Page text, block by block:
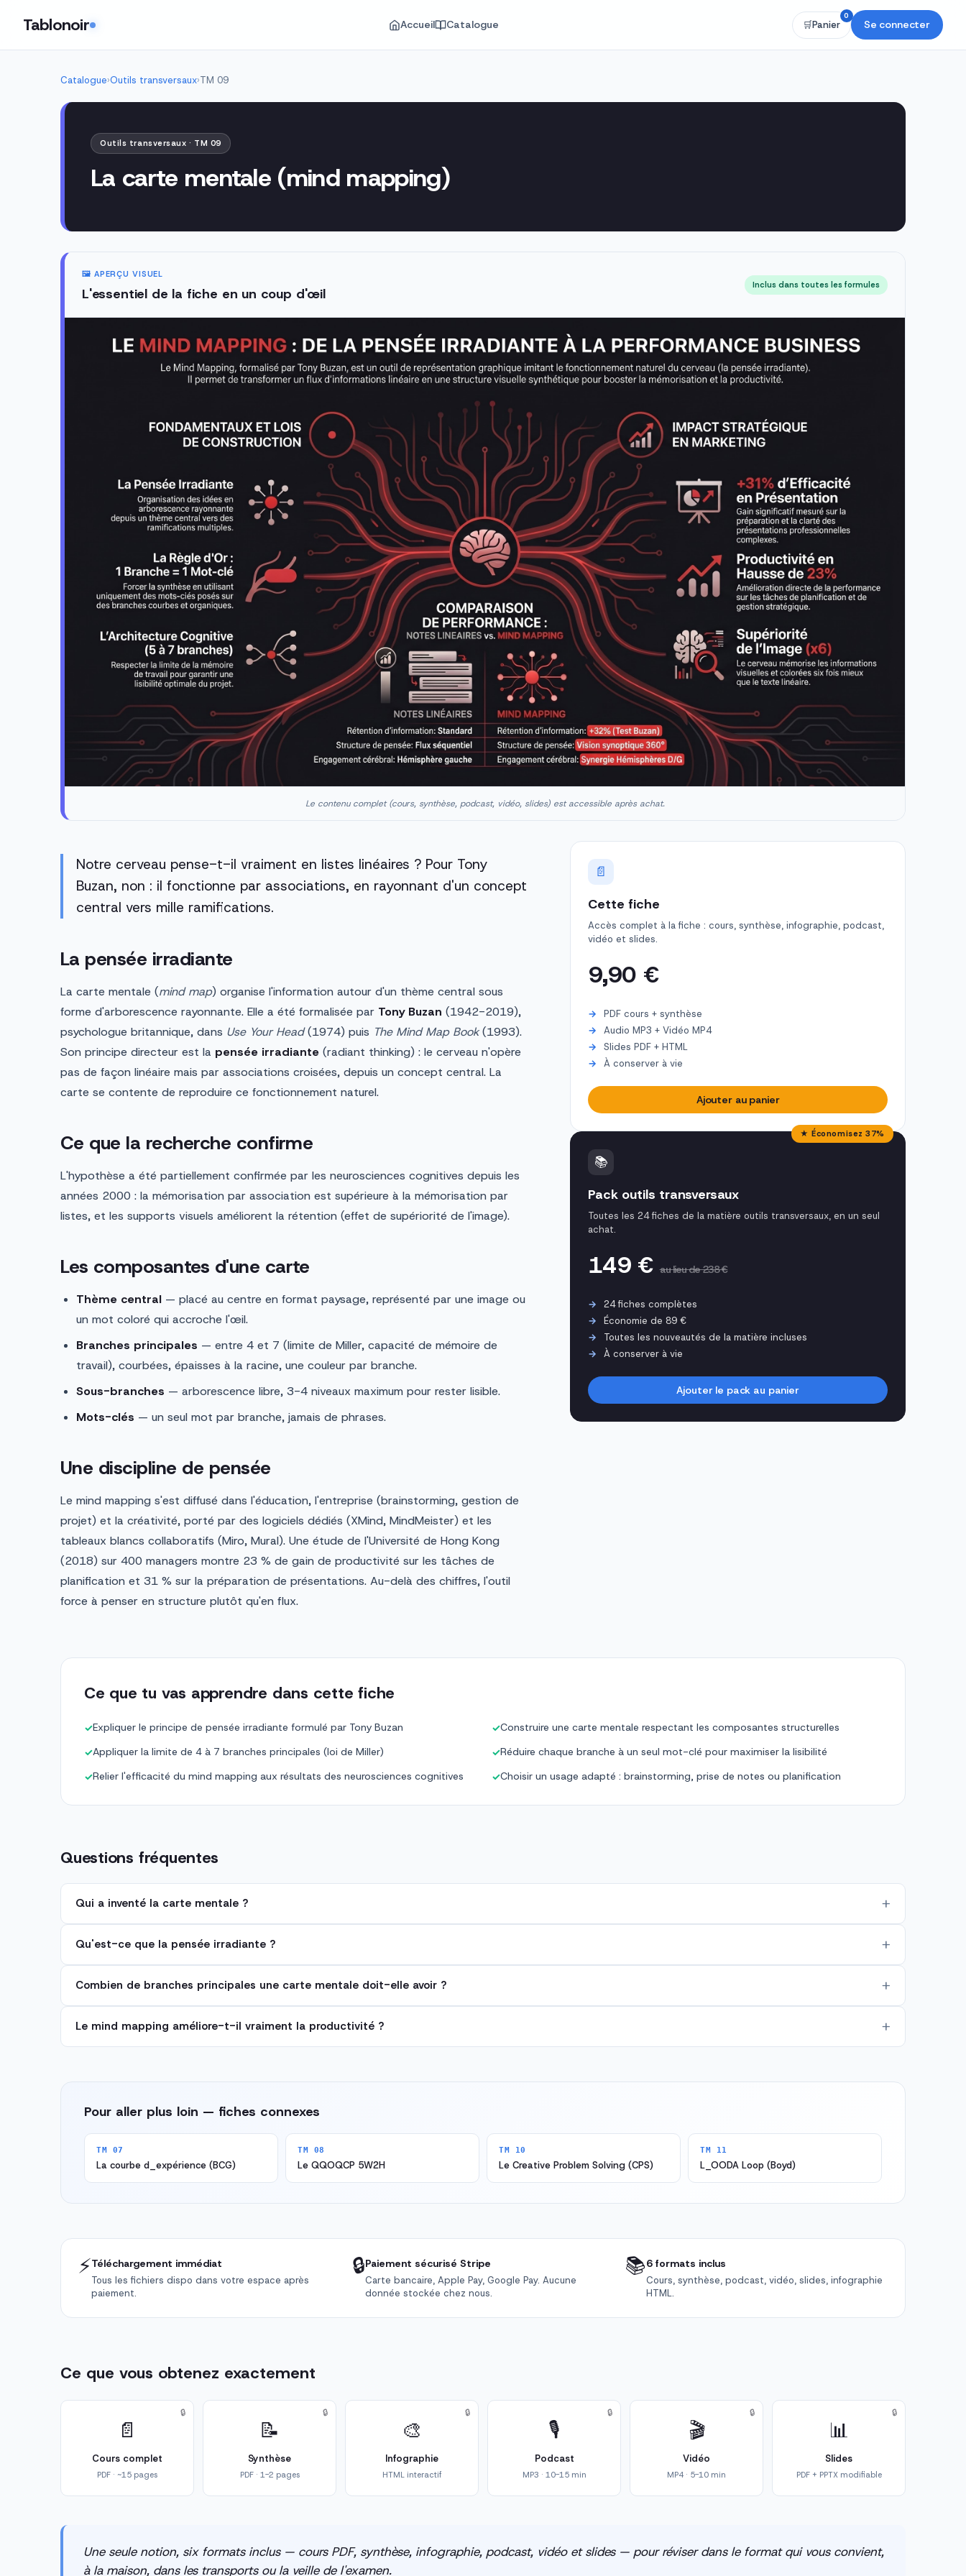
Tablonoir Accueil Catalogue 🛒Panier
0
Se connecter
Catalogue›Outils transversaux›TM 09
Outils transversaux · TM 09
La carte mentale (mind mapping)
🖼️ APERÇU VISUEL
L'essentiel de la fiche en un coup d'œil
Inclus dans toutes les formules
Le contenu complet (cours, synthèse, podcast, vidéo, slides) est accessible après achat.
Notre cerveau pense-t-il vraiment en listes linéaires ? Pour Tony
Buzan, non : il fonctionne par associations, en rayonnant d'un concept
central vers mille ramifications.
La pensée irradiante
La carte mentale (mind map) organise l'information autour d'un thème central sous
forme d'arborescence rayonnante. Elle a été formalisée par Tony Buzan (1942-2019),
psychologue britannique, dans Use Your Head(1974) puis The Mind Map Book(1993).
Son principe directeur est la pensée irradiante (radiant thinking) : le cerveau n'opère
pas de façon linéaire mais par associations croisées, depuis un concept central. La
carte se contente de reproduire ce fonctionnement naturel.
Ce que la recherche confirme
L'hypothèse a été partiellement confirmée par les neurosciences cognitives depuis les
années 2000 : la mémorisation par association est supérieure à la mémorisation par
listes, et les supports visuels améliorent la rétention (effet de supériorité de l'image).
Les composantes d'une carte
Thème central — placé au centre en format paysage, représenté par une image ou
un mot coloré qui accroche l'œil.
Branches principales — entre 4 et 7 (limite de Miller, capacité de mémoire de
travail), courbées, épaisses à la racine, une couleur par branche.
Sous-branches — arborescence libre, 3-4 niveaux maximum pour rester lisible.
Mots-clés — un seul mot par branche, jamais de phrases.
Une discipline de pensée
Le mind mapping s'est diffusé dans l'éducation, l'entreprise (brainstorming, gestion de
projet) et la créativité, porté par des logiciels dédiés (XMind, MindMeister) et les
tableaux blancs collaboratifs (Miro, Mural). Une étude de l'Université de Hong Kong
(2018) sur 400 managers montre 23 % de gain de productivité sur les tâches de
planification et 31 % sur la préparation de présentations. Au-delà des chiffres, l'outil
force à penser en structure plutôt qu'en flux.
📄
Cette fiche
Accès complet à la fiche : cours, synthèse, infographie, podcast,
vidéo et slides.
9,90 €
PDF cours + synthèse
Audio MP3 + Vidéo MP4
Slides PDF + HTML
À conserver à vie
Ajouter au panier
★ Économisez 37%
📚
Pack outils transversaux
Toutes les 24 fiches de la matière outils transversaux, en un seul
achat.
149 €au lieu de 238 €
24 fiches complètes
Économie de 89 €
Toutes les nouveautés de la matière incluses
À conserver à vie
Ajouter le pack au panier
Ce que tu vas apprendre dans cette fiche
✓Expliquer le principe de pensée irradiante formulé par Tony Buzan ✓Construire une carte mentale respectant les composantes structurelles
✓Appliquer la limite de 4 à 7 branches principales (loi de Miller) ✓Réduire chaque branche à un seul mot-clé pour maximiser la lisibilité
✓Relier l'efficacité du mind mapping aux résultats des neurosciences cognitives ✓Choisir un usage adapté : brainstorming, prise de notes ou planification
Questions fréquentes
Qui a inventé la carte mentale ?
Qu'est-ce que la pensée irradiante ?
Combien de branches principales une carte mentale doit-elle avoir ?
Le mind mapping améliore-t-il vraiment la productivité ?
Pour aller plus loin — fiches connexes
TM 07
La courbe d_expérience (BCG)
TM 08
Le QQOQCP 5W2H
TM 10
Le Creative Problem Solving (CPS)
TM 11
L_OODA Loop (Boyd)
⚡Téléchargement immédiat
Tous les fichiers dispo dans votre espace après
paiement.
🔒Paiement sécurisé Stripe
Carte bancaire, Apple Pay, Google Pay. Aucune
donnée stockée chez nous.
📚6 formats inclus
Cours, synthèse, podcast, vidéo, slides, infographie
HTML.
Ce que vous obtenez exactement
📄
Cours complet
PDF · ~15 pages
🔒
📝
Synthèse
PDF · 1-2 pages
🔒
🎨
Infographie
HTML interactif
🔒
🎙️
Podcast
MP3 · 10-15 min
🔒
🎬
Vidéo
MP4 · 5-10 min
🔒
📊
Slides
PDF + PPTX modifiable
🔒
Une seule notion, six formats inclus — cours PDF, synthèse, infographie, podcast, vidéo et slides — pour réviser dans le format qui vous convient,
à la maison, dans les transports ou la veille de l'examen.